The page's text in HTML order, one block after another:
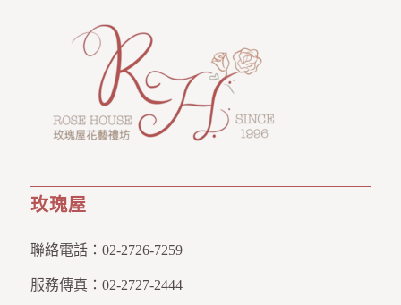
玫瑰屋
聯絡電話： 02-2726-7259
服務傳真： 02-2727-2444